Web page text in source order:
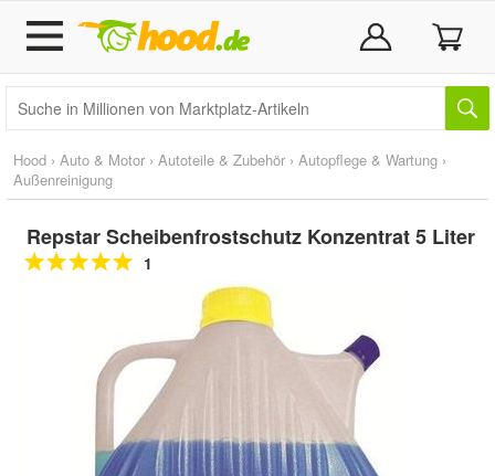
Hood › Auto & Motor › Autoteile & Zubehör › Autopflege & Wartung ›
Außenreinigung
Repstar Scheibenfrostschutz Konzentrat 5 Liter
1